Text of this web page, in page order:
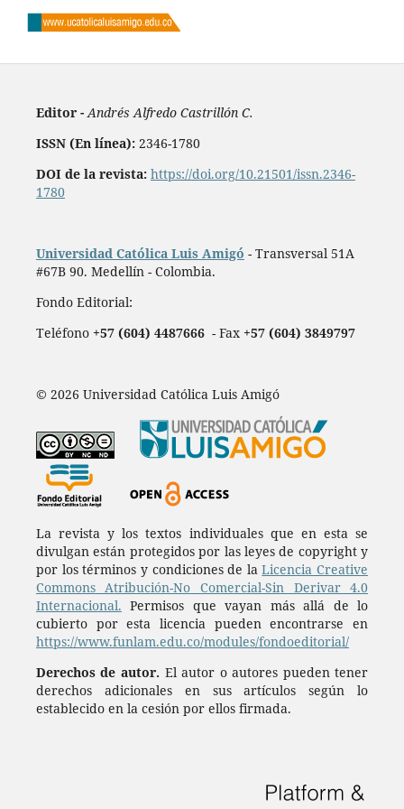
Editor - Andrés Alfredo Castrillón C.
ISSN (En línea): 2346-1780
DOI de la revista: https://doi.org/10.21501/issn.2346-
1780
Universidad Católica Luis Amigó - Transversal 51A
#67B 90. Medellín - Colombia.
Fondo Editorial:
Teléfono +57 (604) 4487666- Fax +57 (604) 3849797
© 2026 Universidad Católica Luis Amigó
La revista y los textos individuales que en esta se
divulgan están protegidos por las leyes de copyright y
por los términos y condiciones de laLicencia Creative
Commons Atribución-No Comercial-Sin Derivar 4.0
Internacional. Permisos que vayan más allá de lo
cubierto por esta licencia pueden encontrarse en
https://www.funlam.edu.co/modules/fondoeditorial/
Derechos de autor. El autor o autores pueden tener
derechos adicionales en sus artículos según lo
establecido en la cesión por ellos firmada.